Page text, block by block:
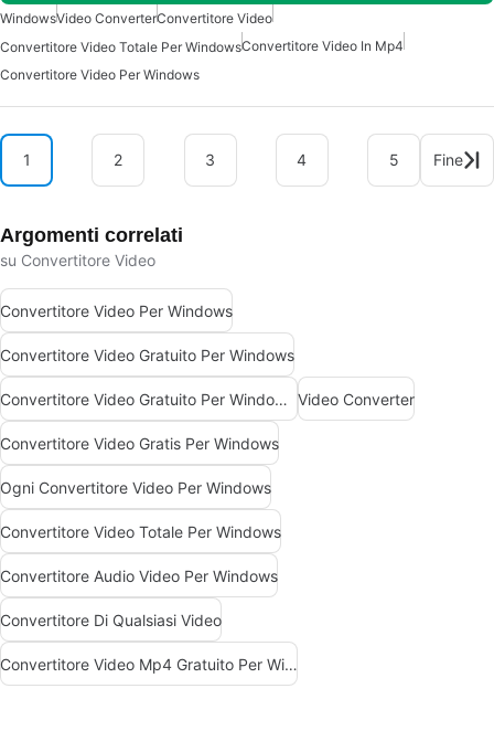
WindowsVideo ConverterConvertitore Video
Convertitore Video Totale Per WindowsConvertitore Video In Mp4
Convertitore Video Per Windows
1 2 3 4 5 Fine
Argomenti correlati
su Convertitore Video
Convertitore Video Per Windows
Convertitore Video Gratuito Per Windows
Convertitore Video Gratuito Per Windows 10 Video Converter
Convertitore Video Gratis Per Windows
Ogni Convertitore Video Per Windows
Convertitore Video Totale Per Windows
Convertitore Audio Video Per Windows
Convertitore Di Qualsiasi Video
Convertitore Video Mp4 Gratuito Per Windows